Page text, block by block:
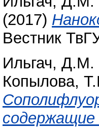
(2017)
Вестник
Ильгач, Д.М.
Копылова,